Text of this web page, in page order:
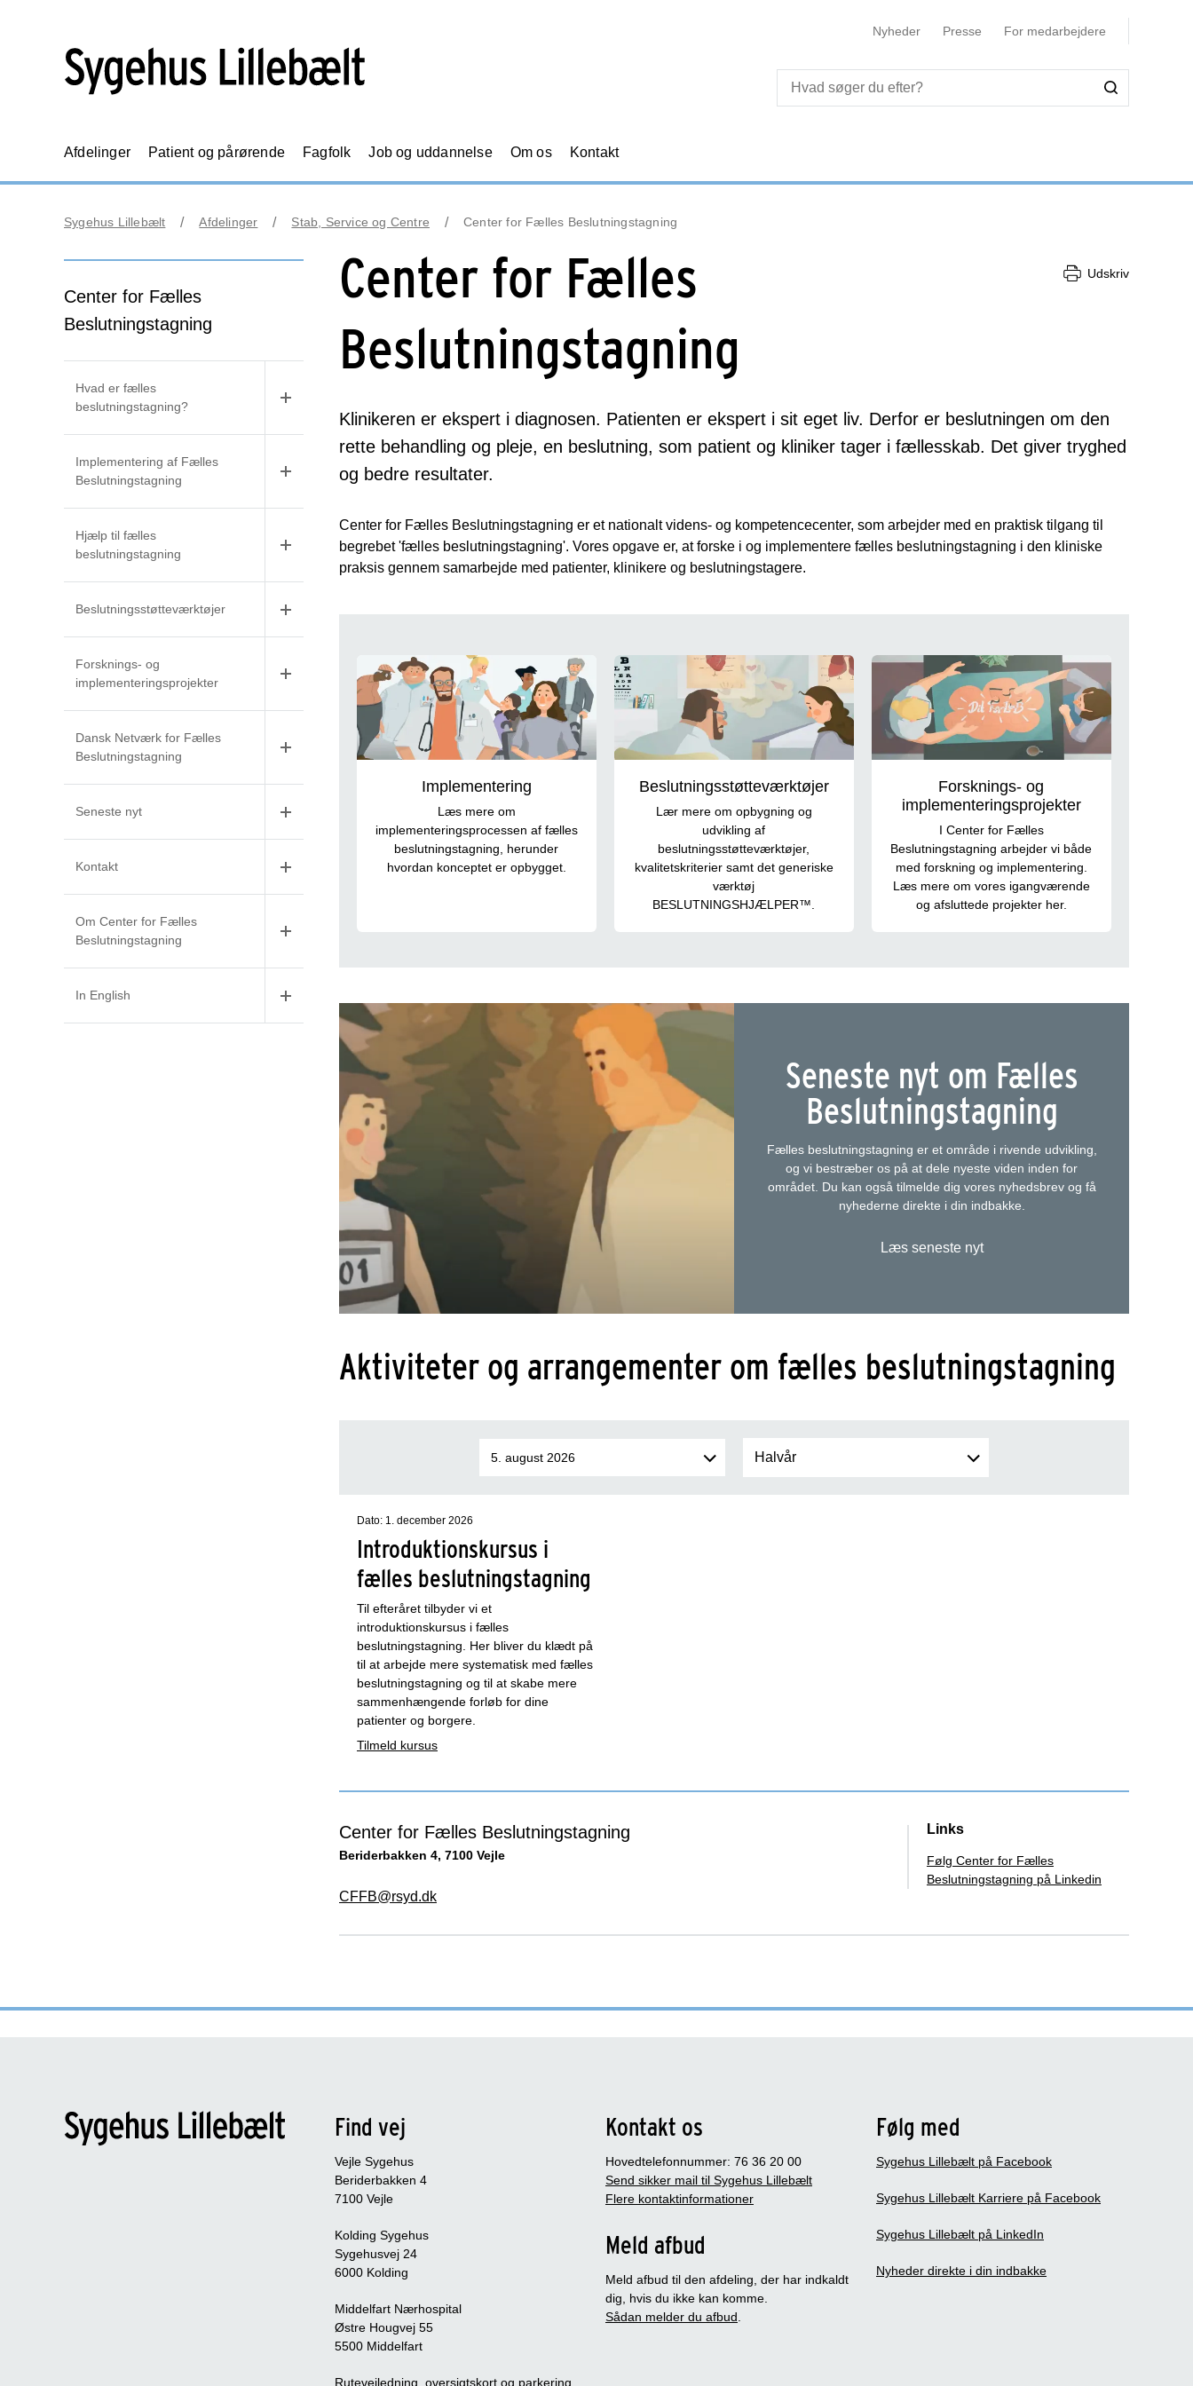
Nyheder Presse For medarbejdere
Afdelinger Patient og pårørende Fagfolk Job og uddannelse Om os Kontakt
Sygehus Lillebælt Afdelinger Stab, Service og Centre Center for Fælles Beslutningstagning
Center for Fælles
Beslutningstagning
Hvad er fælles
beslutningstagning?
Implementering af Fælles
Beslutningstagning
Hjælp til fælles
beslutningstagning
Beslutningsstøtteværktøjer
Forsknings- og
implementeringsprojekter
Dansk Netværk for Fælles
Beslutningstagning
Seneste nyt
Kontakt
Om Center for Fælles
Beslutningstagning
In English
Center for Fælles
Beslutningstagning
Udskriv
Klinikeren er ekspert i diagnosen. Patienten er ekspert i sit eget liv. Derfor er beslutningen om den
rette behandling og pleje, en beslutning, som patient og kliniker tager i fællesskab. Det giver tryghed
og bedre resultater.
Center for Fælles Beslutningstagning er et nationalt videns- og kompetencecenter, som arbejder med en praktisk tilgang til
begrebet 'fælles beslutningstagning'. Vores opgave er, at forske i og implementere fælles beslutningstagning i den kliniske
praksis gennem samarbejde med patienter, klinikere og beslutningstagere.
Genveje
Implementering
Læs mere om
implementeringsprocessen af fælles
beslutningstagning, herunder
hvordan konceptet er opbygget.
Beslutningsstøtteværktøjer
Lær mere om opbygning og
udvikling af
beslutningsstøtteværktøjer,
kvalitetskriterier samt det generiske
værktøj
BESLUTNINGSHJÆLPER™.
Forsknings- og
implementeringsprojekter
I Center for Fælles
Beslutningstagning arbejder vi både
med forskning og implementering.
Læs mere om vores igangværende
og afsluttede projekter her.
Seneste nyt om Fælles
Beslutningstagning
Fælles beslutningstagning er et område i rivende udvikling,
og vi bestræber os på at dele nyeste viden inden for
området. Du kan også tilmelde dig vores nyhedsbrev og få
nyhederne direkte i din indbakke.
Læs seneste nyt
Aktiviteter og arrangementer om fælles beslutningstagning
Dato: 1. december 2026
Introduktionskursus i
fælles beslutningstagning
Til efteråret tilbyder vi et
introduktionskursus i fælles
beslutningstagning. Her bliver du klædt på
til at arbejde mere systematisk med fælles
beslutningstagning og til at skabe mere
sammenhængende forløb for dine
patienter og borgere.
Tilmeld kursus
Links
Følg Center for Fælles
Beslutningstagning på Linkedin
Center for Fælles Beslutningstagning
Beriderbakken 4, 7100 Vejle
CFFB@rsyd.dk
Find vej
Vejle Sygehus
Beriderbakken 4
7100 Vejle
Kolding Sygehus
Sygehusvej 24
6000 Kolding
Middelfart Nærhospital
Østre Hougvej 55
5500 Middelfart
Rutevejledning, oversigtskort og parkering
Kontakt os
Hovedtelefonnummer: 76 36 20 00
Send sikker mail til Sygehus Lillebælt
Flere kontaktinformationer
Meld afbud
Meld afbud til den afdeling, der har indkaldt
dig, hvis du ikke kan komme.
Sådan melder du afbud
Følg med
Sygehus Lillebælt på Facebook
Sygehus Lillebælt Karriere på Facebook
Sygehus Lillebælt på LinkedIn
Nyheder direkte i din indbakke